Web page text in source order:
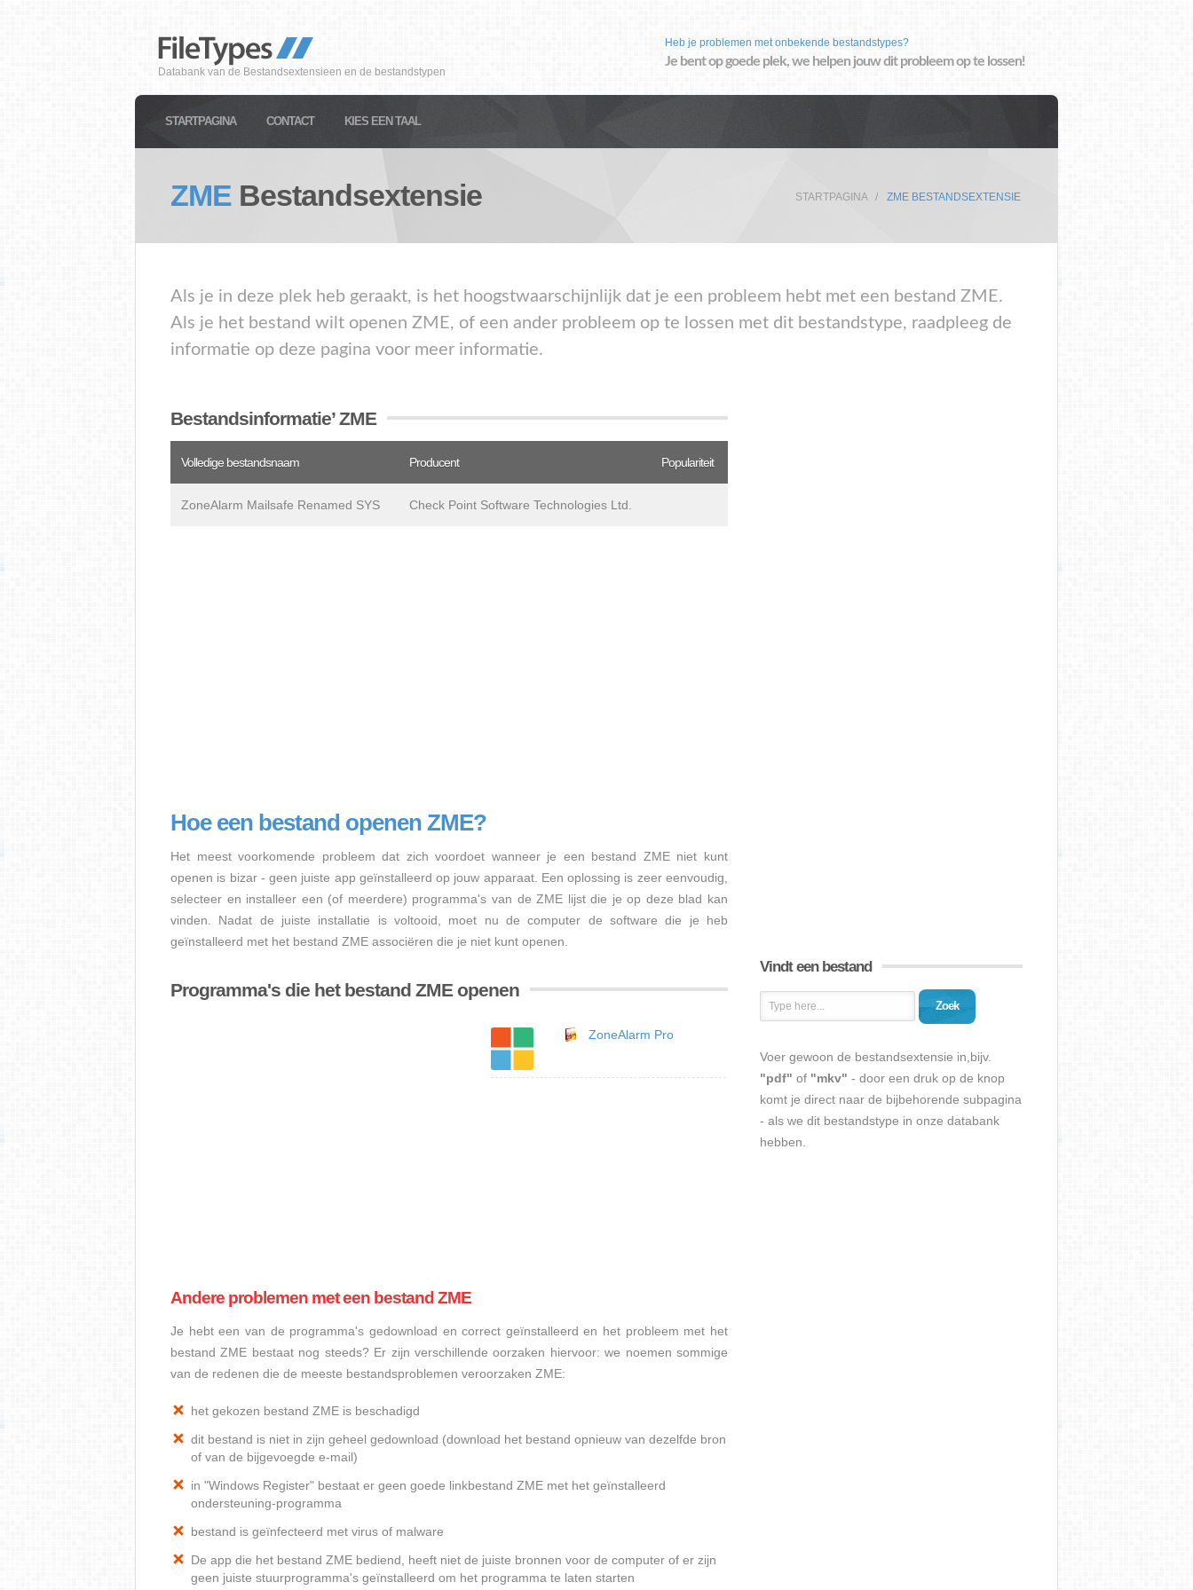
Databank van de Bestandsextensieen en de bestandstypen
Heb je problemen met onbekende bestandstypes?
Je bent op goede plek, we helpen jouw dit probleem op te lossen!
STARTPAGINA CONTACT KIES EEN TAAL
ZME Bestandsextensie STARTPAGINA ZME BESTANDSEXTENSIE
Als je in deze plek heb geraakt, is het hoogstwaarschijnlijk dat je een probleem hebt met een bestand ZME.
Als je het bestand wilt openen ZME, of een ander probleem op te lossen met dit bestandstype, raadpleeg de
informatie op deze pagina voor meer informatie.
Bestandsinformatie’ ZME
Volledige bestandsnaam Producent Populariteit
ZoneAlarm Mailsafe Renamed SYS Check Point Software Technologies Ltd.
Hoe een bestand openen ZME?
Het meest voorkomende probleem dat zich voordoet wanneer je een bestand ZME niet kunt
openen is bizar - geen juiste app geïnstalleerd op jouw apparaat. Een oplossing is zeer eenvoudig,
selecteer en installeer een (of meerdere) programma's van de ZME lijst die je op deze blad kan
vinden. Nadat de juiste installatie is voltooid, moet nu de computer de software die je heb
geïnstalleerd met het bestand ZME associëren die je niet kunt openen.
Programma's die het bestand ZME openen
ZoneAlarm Pro
Andere problemen met een bestand ZME
Je hebt een van de programma's gedownload en correct geïnstalleerd en het probleem met het
bestand ZME bestaat nog steeds? Er zijn verschillende oorzaken hiervoor: we noemen sommige
van de redenen die de meeste bestandsproblemen veroorzaken ZME:
het gekozen bestand ZME is beschadigd
dit bestand is niet in zijn geheel gedownload (download het bestand opnieuw van dezelfde bron
of van de bijgevoegde e-mail)
in "Windows Register" bestaat er geen goede linkbestand ZME met het geïnstalleerd
ondersteuning-programma
bestand is geïnfecteerd met virus of malware
De app die het bestand ZME bediend, heeft niet de juiste bronnen voor de computer of er zijn
geen juiste stuurprogramma's geïnstalleerd om het programma te laten starten
Vindt een bestand
Zoek
Voer gewoon de bestandsextensie in,bijv.
"pdf" of "mkv" - door een druk op de knop
komt je direct naar de bijbehorende subpagina
- als we dit bestandstype in onze databank
hebben.